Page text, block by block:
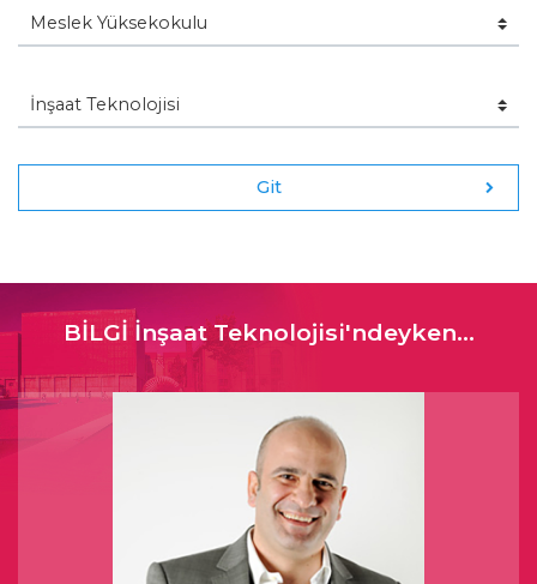
Git
BİLGİ İnşaat Teknolojisi'ndeyken...